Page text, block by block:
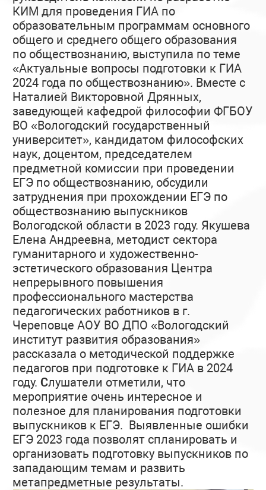
КИМ для проведения ГИА по
образовательным программам основного
общего и среднего общего образования
по обществознанию, выступила по теме
«Актуальные вопросы подготовки к ГИА
2024 года по обществознанию». Вместе с
Наталией Викторовной Дрянных,
заведующей кафедрой философии ФГБОУ
ВО «Вологодский государственный
университет», кандидатом философских
наук, доцентом, председателем
предметной комиссии при проведении
ЕГЭ по обществознанию, обсудили
затруднения при прохождении ЕГЭ по
обществознанию выпускников
Вологодской области в 2023 году. Якушева
Елена Андреевна, методист сектора
гуманитарного и художественно-
эстетического образования Центра
непрерывного повышения
профессионального мастерства
педагогических работников в г.
Череповце АОУ ВО ДПО «Вологодский
институт развития образования»
рассказала о методической поддержке
педагогов при подготовке к ГИА в 2024
году. Слушатели отметили, что
мероприятие очень интересное и
полезное для планирования подготовки
выпускников к ЕГЭ. Выявленные ошибки
ЕГЭ 2023 года позволят спланировать и
организовать подготовку выпускников по
западающим темам и развить
метапредметные результаты.